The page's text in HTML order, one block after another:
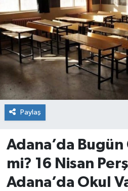
Paylaş
Adana’da Bugün
mi? 16 Nisan
Adana’da Okul
EKONOMİ
Erdek
Gömeç
Gönen
Havran
İvrindi
KENT GÜNDEMİ